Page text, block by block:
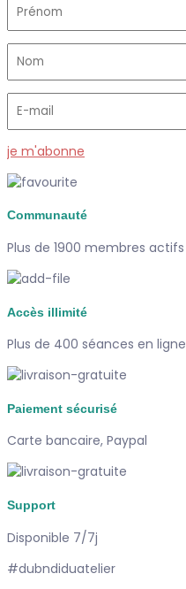
je m'abonne
Communauté
Plus de 1900 membres actifs
Accès illimité
Plus de 400 séances en ligne
Paiement sécurisé
Carte bancaire, Paypal
Support
Disponible 7/7j
#dubndiduatelier